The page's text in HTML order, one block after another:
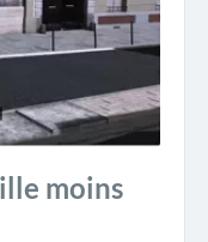
moins